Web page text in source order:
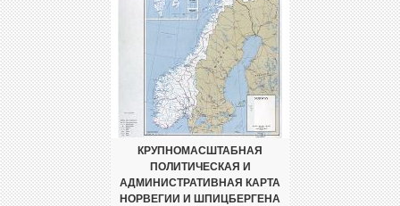
КРУПНОМАСШТАБНАЯ
ПОЛИТИЧЕСКАЯ И
АДМИНИСТРАТИВНАЯ КАРТА
НОРВЕГИИ И ШПИЦБЕРГЕНА